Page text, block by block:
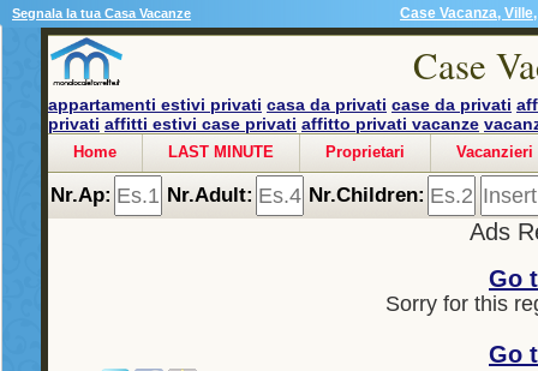
Segnala la tua Casa Vacanze Case Vacanza,
Case
appartamenti estivi privati casa da privati case da privati
privati affitti estivi case privati affitto privati vacanze
Home LAST MINUTE Proprietari Vacanzieri
Nr.Ap: Nr.Adult: Nr.Children:
Ads
Go
Sorry for this
Go